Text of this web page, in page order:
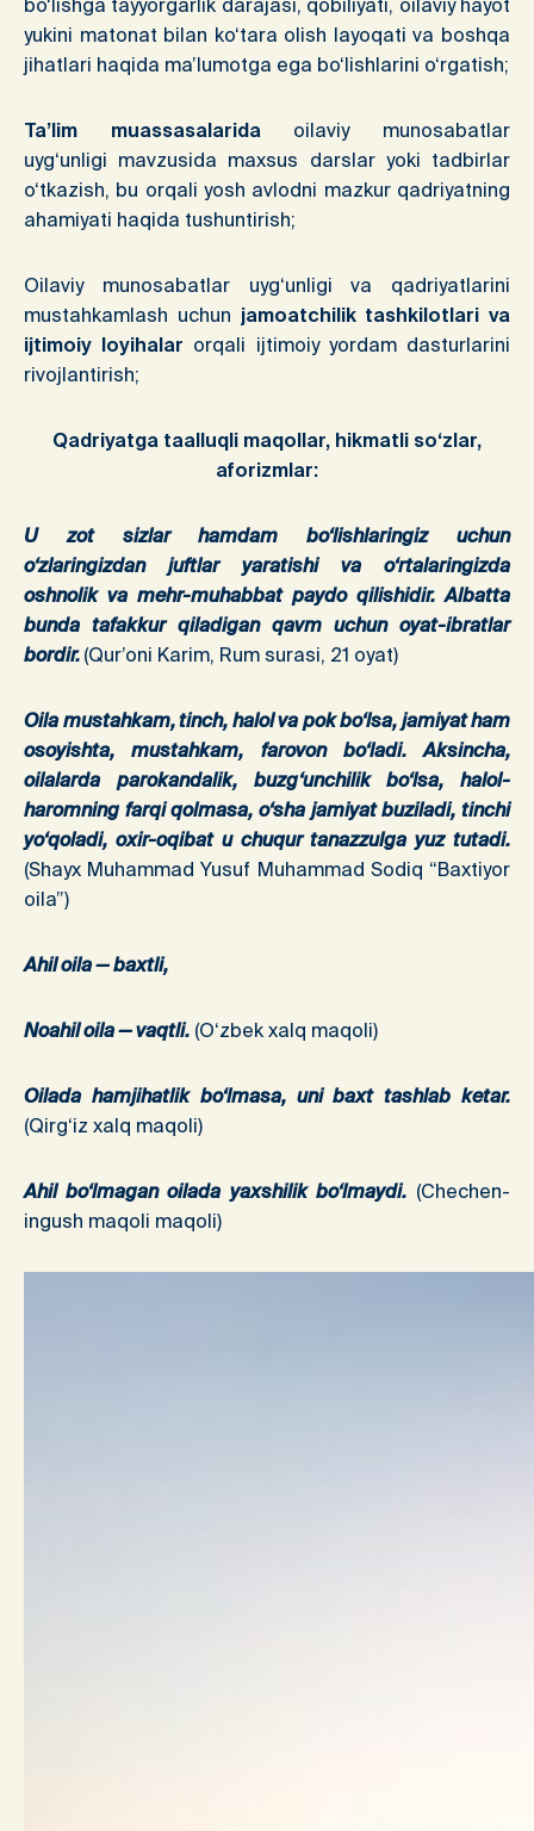
bo‘lishga tayyorgarlik darajasi, qobiliyati, oilaviy hayot
yukini matonat bilan ko‘tara olish layoqati va boshqa
jihatlari haqida ma’lumotga ega bo‘lishlarini o‘rgatish;
Ta’lim muassasalaridaoilaviy munosabatlar
uyg‘unligi mavzusida maxsus darslar yoki tadbirlar
o‘tkazish, bu orqali yosh avlodni mazkur qadriyatning
ahamiyati haqida tushuntirish;
Oilaviy munosabatlar uyg‘unligi va qadriyatlarini
mustahkamlash uchun jamoatchilik tashkilotlari va
ijtimoiy loyihalar orqali ijtimoiy yordam dasturlarini
rivojlantirish;
Qadriyatga taalluqli maqollar, hikmatli so‘zlar,
aforizmlar:
U zot sizlar hamdam bo‘lishlaringiz uchun
o‘zlaringizdan juftlar yaratishi va o‘rtalaringizda
oshnolik va mehr-muhabbat paydo qilishidir. Albatta
bunda tafakkur qiladigan qavm uchun oyat-ibratlar
bordir. (Qur’oni Karim, Rum surasi, 21 oyat)
Oila mustahkam, tinch, halol va pok bo‘lsa, jamiyat ham
osoyishta, mustahkam, farovon bo‘ladi. Aksincha,
oilalarda parokandalik, buzg‘unchilik bo‘lsa, halol-
haromning farqi qolmasa, o‘sha jamiyat buziladi, tinchi
yo‘qoladi, oxir-oqibat u chuqur tanazzulga yuz tutadi.
(Shayx Muhammad Yusuf Muhammad Sodiq “Baxtiyor
oila”)
Ahil oila — baxtli,
Noahil oila — vaqtli. (O‘zbek xalq maqoli)
Oilada hamjihatlik bo‘lmasa, uni baxt tashlab ketar.
(Qirg‘iz xalq maqoli)
Ahil bo‘lmagan oilada yaxshilik bo‘lmaydi.(Chechen-
ingush maqoli maqoli)